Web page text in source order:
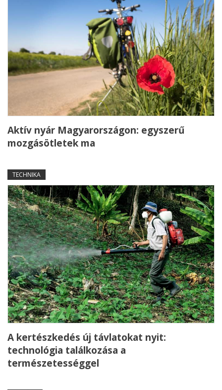
Aktív nyár Magyarországon: egyszerű
mozgásötletek ma
TECHNIKA
A kertészkedés új távlatokat nyit:
technológia találkozása a
természetességgel